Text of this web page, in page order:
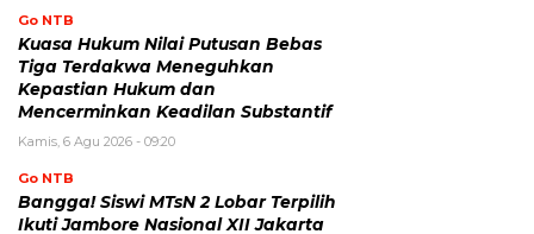
Go NTB
Kuasa Hukum Nilai Putusan Bebas
Tiga Terdakwa Meneguhkan
Kepastian Hukum dan
Mencerminkan Keadilan Substantif
Kamis, 6 Agu 2026 - 09:20
Go NTB
Bangga! Siswi MTsN 2 Lobar Terpilih
Ikuti Jambore Nasional XII Jakarta